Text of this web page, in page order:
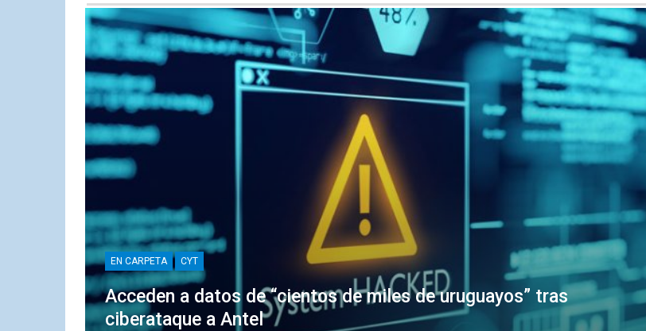
EN CARPETA CYT
Acceden a datos de “cientos de miles de uruguayos” tras
ciberataque a Antel